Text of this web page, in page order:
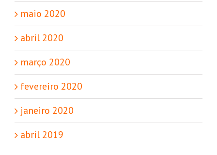
maio 2020
abril 2020
março 2020
fevereiro 2020
janeiro 2020
abril 2019